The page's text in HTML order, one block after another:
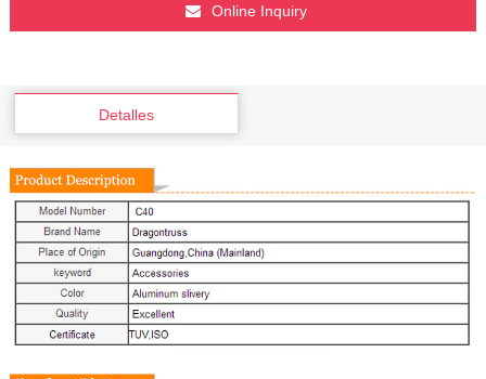
Online Inquiry
Detalles